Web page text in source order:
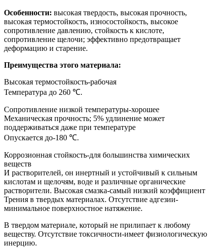
Особенности: высокая твердость, высокая прочность,
высокая термостойкость, износостойкость, высокое
сопротивление давлению, стойкость к кислоте,
сопротивление щелочи; эффективно предотвращает
деформацию и старение.
Преимущества этого материала:
Высокая термостойкость-рабочая
Температура до 260 ℃.
Сопротивление низкой температуры-хорошее
Механическая прочность; 5% удлинение может
поддерживаться даже при температуре
Опускается до-180 ℃.
Коррозионная стойкость-для большинства химических
веществ
И растворителей, он инертный и устойчивый к сильным
кислотам и щелочям, воде и различные органические
растворители. Высокая смазка-самый низкий коэффициент
Трения в твердых материалах. Отсутствие адгезии-
минимальное поверхностное натяжение.
В твердом материале, который не прилипает к любому
веществу. Отсутствие токсичности-имеет физиологическую
инерцию.